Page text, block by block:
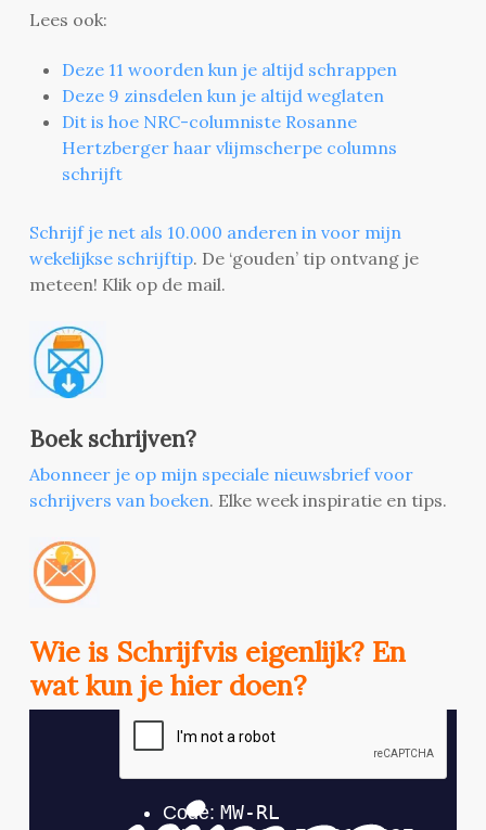
Lees ook:
Deze 11 woorden kun je altijd schrappen
Deze 9 zinsdelen kun je altijd weglaten
Dit is hoe NRC-columniste Rosanne
Hertzberger haar vlijmscherpe columns
schrijft
Schrijf je net als 10.000 anderen in voor mijn
wekelijkse schrijftip. De ‘gouden’ tip ontvang je
meteen! Klik op de mail.
Boek schrijven?
Abonneer je op mijn speciale nieuwsbrief voor
schrijvers van boeken. Elke week inspiratie en tips.
Wie is Schrijfvis eigenlijk? En
wat kun je hier doen?